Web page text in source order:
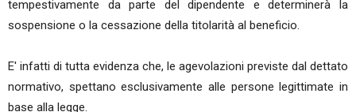
tempestivamente da parte del dipendente e determinerà la
sospensione o la cessazione della titolarità al beneficio.
E' infatti di tutta evidenza che, le agevolazioni previste dal dettato
normativo, spettano esclusivamente alle persone legittimate in
base alla legge.